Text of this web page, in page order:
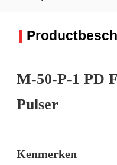
M-50-P-1 PD
Pulser
Kenmerken